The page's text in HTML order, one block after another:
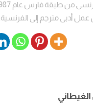
من طبقة فارس عام 1987.
عمل أدبى مترجم إلى الفرنسية.